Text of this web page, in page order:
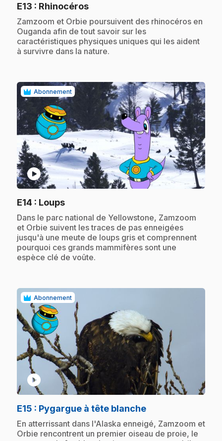
E13 : Rhinocéros.
.Zamzoom et Orbie poursuivent des rhinocéros en
Ouganda afin de tout savoir sur les
caractéristiques physiques uniques qui les aident
à survivre dans la nature.
Abonnement
play_circle
E14 : Loups.
.Dans le parc national de Yellowstone, Zamzoom
et Orbie suivent les traces de pas enneigées
jusqu'à une meute de loups gris et comprennent
pourquoi ces grands mammifères sont une
espèce clé de voûte.
Abonnement
play_circle
E15 : Pygargue à tête blanche.
.En atterrissant dans l'Alaska enneigé, Zamzoom et
Orbie rencontrent un premier oiseau de proie, le